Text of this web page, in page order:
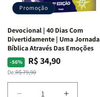
Promoção
Devocional | 40 Dias Com
Divertidamente | Uma Jornada
Bíblica Através Das Emoções
-56%
Preço
normal
De:R$ 79,90
Preço
promocional
R$ 34,90